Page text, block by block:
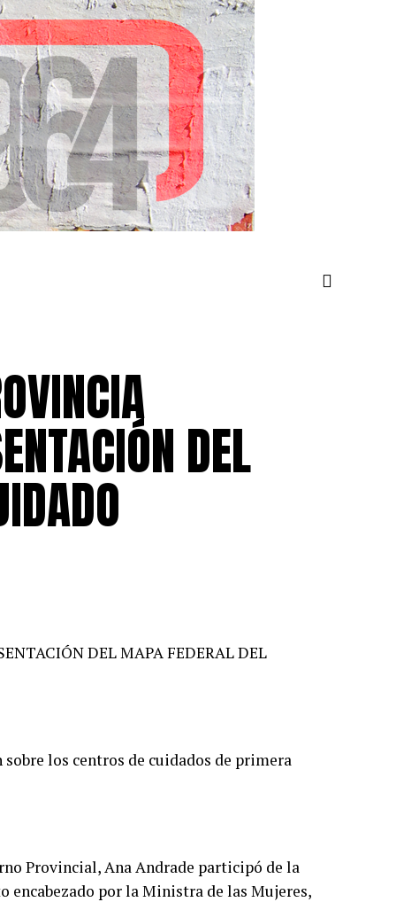
DEL
DEL MAPA FEDERAL DEL
los centros de cuidados de primera
Provincial, Ana Andrade participó de la
encabezado por la Ministra de las Mujeres,